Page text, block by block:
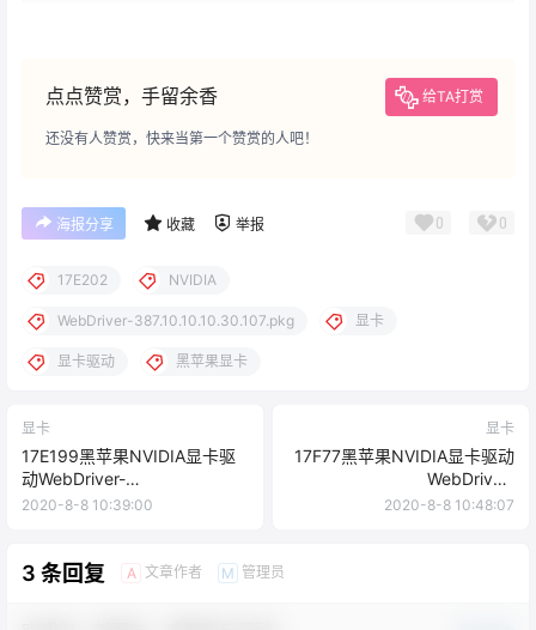
点点赞赏，手留余香 给TA打赏
还没有人赞赏，快来当第一个赞赏的人吧！
海报分享 收藏 举报 0 0
17E202 NVIDIA
WebDriver-387.10.10.10.30.107.pkg 显卡
显卡驱动 黑苹果显卡
显卡
17E199黑苹果NVIDIA显卡驱
动WebDriver-
387.10.10.10.30.106.pkg下载
2020-8-8 10:39:00
显卡
17F77黑苹果NVIDIA显卡驱动
WebDriver-
387.10.10.10.35.106.pkg下载
2020-8-8 10:48:07
3 条回复 A 文章作者 M 管理员